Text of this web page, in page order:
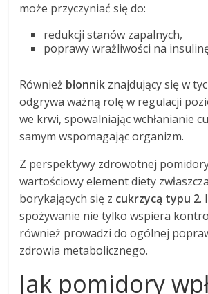
może przyczyniać się do:
redukcji stanów zapalnych,
poprawy wrażliwości na
Również błonnik znajdujący się w
odgrywa ważną rolę w regulacji
we krwi, spowalniając wchłanianie
samym wspomagając organizm.
Z perspektywy zdrowotnej
wartościowy element diety
borykających się z cukrzycą typu 2.
spożywanie nie tylko wspiera
również prowadzi do ogólnej
zdrowia metabolicznego.
Jak pomidory